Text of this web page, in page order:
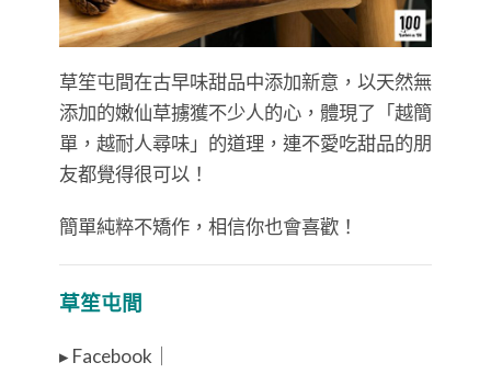
草笙屯間在古早味甜品中添加新意，以天然無
添加的嫩仙草擄獲不少人的心，體現了「越簡
單，越耐人尋味」的道理，連不愛吃甜品的朋
友都覺得很可以！
簡單純粹不矯作，相信你也會喜歡！
草笙屯間
▸ Facebook｜